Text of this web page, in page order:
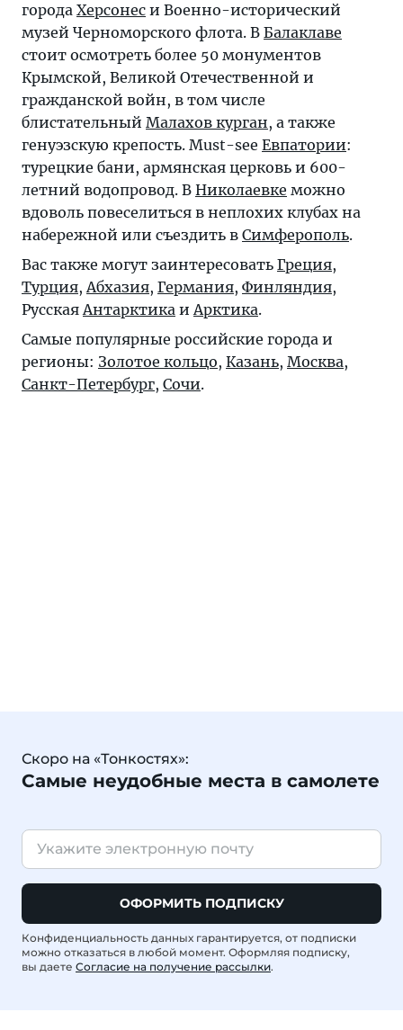
города Херсонес и Военно-исторический
музей Черноморского флота. В Балаклаве
стоит осмотреть более 50 монументов
Крымской, Великой Отечественной и
гражданской войн, в том числе
блистательный Малахов курган, а также
генуэзскую крепость. Must-see Евпатории:
турецкие бани, армянская церковь и 600-
летний водопровод. В Николаевке можно
вдоволь повеселиться в неплохих клубах на
набережной или съездить в Симферополь.
Вас также могут заинтересовать Греция,
Турция, Абхазия, Германия, Финляндия,
Русская Антарктика и Арктика.
Самые популярные российские города и
регионы: Золотое кольцо, Казань, Москва,
Санкт-Петербург, Сочи.
Скоро на «Тонкостях»:
Самые неудобные места в самолете
ОФОРМИТЬ ПОДПИСКУ
Конфиденциальность данных гарантируется, от подписки
можно отказаться в любой момент. Оформляя подписку,
вы даете Согласие на получение рассылки.